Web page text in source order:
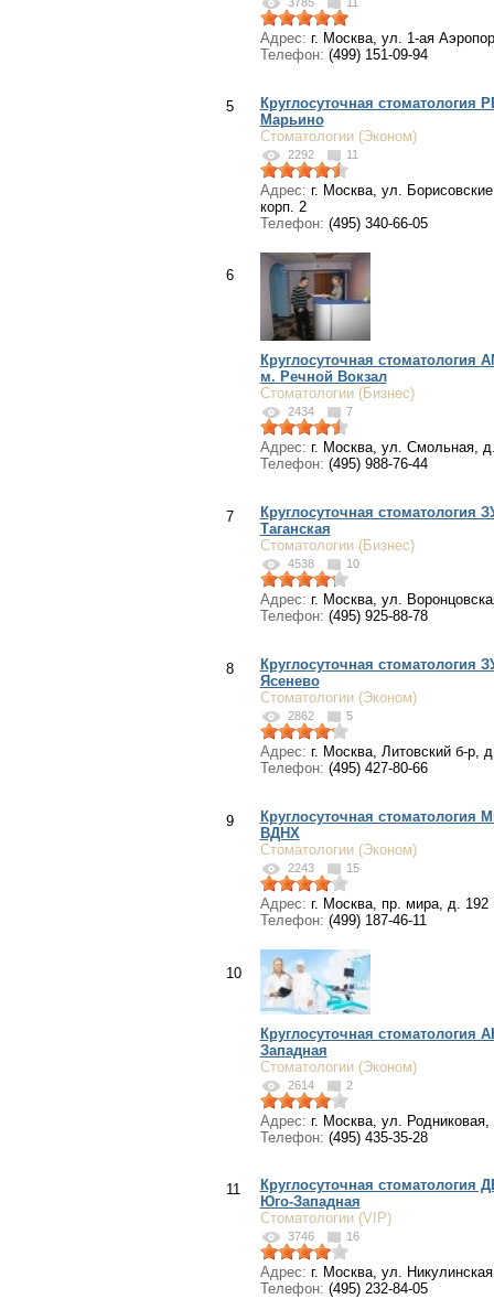
Адрес: г. Москва, ул. 1-ая
Телефон: (499) 151-09-94
5
Круглосуточная стоматология
Марьино
Стоматологии (Эконом)
2292 11
Адрес: г. Москва, ул.
корп. 2
Телефон: (495) 340-66-05
6
Круглосуточная
м. Речной Вокзал
Стоматологии (Бизнес)
2434 7
Адрес: г. Москва, ул. Смольная,
Телефон: (495) 988-76-44
7
Круглосуточная стоматология
Таганская
Стоматологии (Бизнес)
4538 10
Адрес: г. Москва, ул.
Телефон: (495) 925-88-78
8
Круглосуточная стоматология
Ясенево
Стоматологии (Эконом)
2862 5
Адрес: г. Москва, Литовский б-р,
Телефон: (495) 427-80-66
9
Круглосуточная стоматология
ВДНХ
Стоматологии (Эконом)
2243 15
Адрес: г. Москва, пр. мира, д. 192
Телефон: (499) 187-46-11
10
Круглосуточная стоматология
Западная
Стоматологии (Эконом)
2614 2
Адрес: г. Москва, ул. Родниковая,
Телефон: (495) 435-35-28
11
Круглосуточная стоматология
Юго-Западная
Стоматологии (VIP)
3746 16
Адрес: г. Москва, ул.
Телефон: (495) 232-84-05